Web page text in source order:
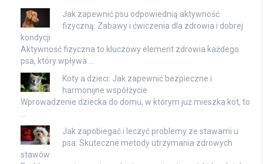
Jak zapewnić psu odpowiednią aktywność
fizyczną: Zabawy i ćwiczenia dla zdrowia i dobrej
kondycji
Aktywność fizyczna to kluczowy element zdrowia każdego
psa, który wpływa …
Koty a dzieci: Jak zapewnić bezpieczne i
harmonijne współżycie
Wprowadzenie dziecka do domu, w którym już mieszka kot, to
Jak zapobiegać i leczyć problemy ze stawami u
psa: Skuteczne metody utrzymania zdrowych
stawów